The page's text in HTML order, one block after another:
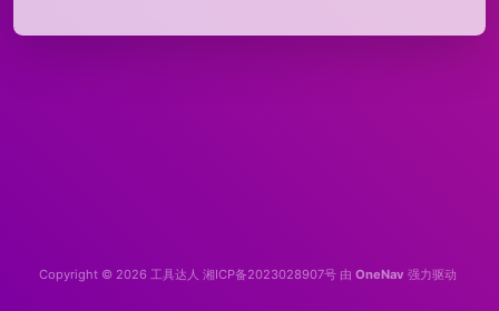
Copyright © 2026 工具达人 湘ICP备2023028907号 由 OneNav 强力驱动